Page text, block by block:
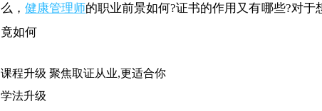
么，健康管理师的职业前景如何?证书的作用又有哪些?对
竟如何
课程升级 聚焦取证从业,更适合你
学法升级